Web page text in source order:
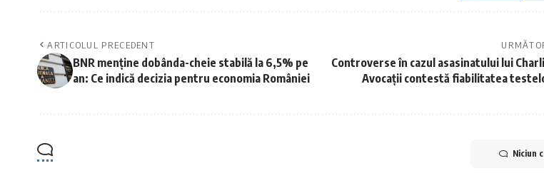
ARTICOLUL PRECEDENT
BNR menține dobânda-cheie stabilă la 6,5% pe
an: Ce indică decizia pentru economia României
Controverse în cazul asasinatului lui
Avocații contestă fiabilitatea
Niciun